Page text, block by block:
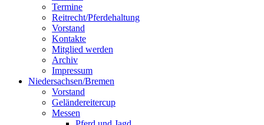
Termine
Reitrecht/Pferdehaltung
Vorstand
Kontakte
Mitglied werden
Archiv
Impressum
Niedersachsen/Bremen
Vorstand
Geländereitercup
Messen